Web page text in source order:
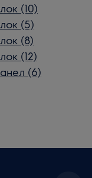
(10)
(5)
(8)
(12)
(6)